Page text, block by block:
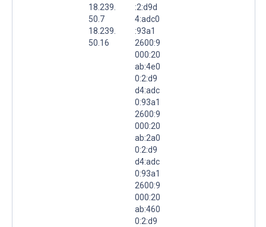
18.239.
50.7
18.239.
50.16
:2:d9d
4:adc0
:93a1
2600:9
000:20
ab:4e0
0:2:d9
d4:adc
0:93a1
2600:9
000:20
ab:2a0
0:2:d9
d4:adc
0:93a1
2600:9
000:20
ab:460
0:2:d9